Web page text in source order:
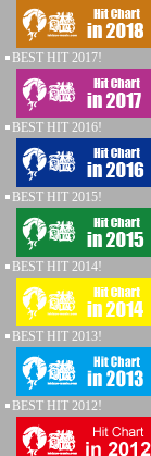
BEST HIT 2017!
BEST HIT 2016!
BEST HIT 2015!
BEST HIT 2014!
BEST HIT 2013!
BEST HIT 2012!